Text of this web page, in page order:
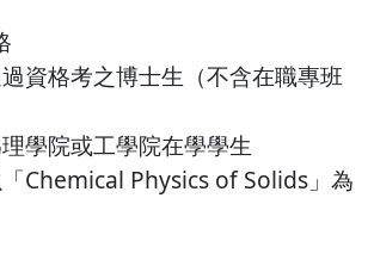
資格考之博士生（不含在職專班
學院或工學院在學學生
Chemical Physics of Solids」為